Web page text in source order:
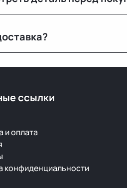
ссылки
и оплата
конфиденциальности